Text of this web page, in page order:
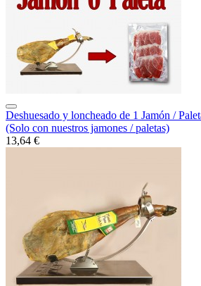
Deshuesado y loncheado de 1 Jamón /
(Solo con nuestros jamones / paletas)
13,64 €